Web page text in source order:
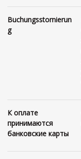
Buchungsstornierun
g
К оплате
принимаются
банковские карты